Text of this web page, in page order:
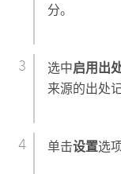
分。
选中启用出
来源的出处记
单击设置选